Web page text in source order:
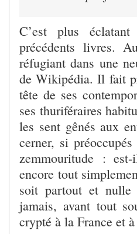
C’est plus
précédents livres.
réfugiant dans une
de Wikipédia. Il fait
tête de ses
ses thuriféraires
les sent gênés aux
cerner, si
zemmouritude :
encore tout
soit partout et
jamais, avant tout
crypté à la France et